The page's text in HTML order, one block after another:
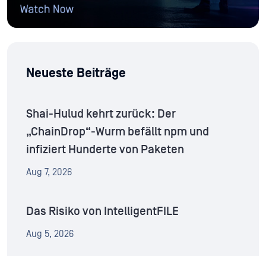
Neueste Beiträge
Shai-Hulud kehrt zurück: Der
„ChainDrop“-Wurm befällt npm und
infiziert Hunderte von Paketen
Aug 7, 2026
Das Risiko von IntelligentFILE
Aug 5, 2026